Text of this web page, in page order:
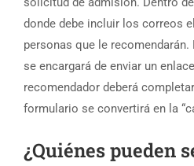
donde debe incluir los correos
personas que le
se encargará de enviar un
recomendador deberá
formulario se convertirá en la
¿Quiénes pueden